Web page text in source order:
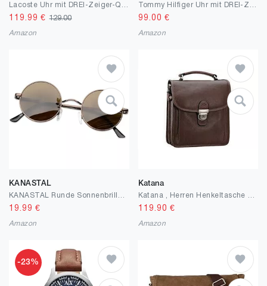
119.99 €129.00
Amazon
99.00 €
Amazon
KANASTAL
19.99 €
Amazon
Katana
119.90 €
Amazon
-23%